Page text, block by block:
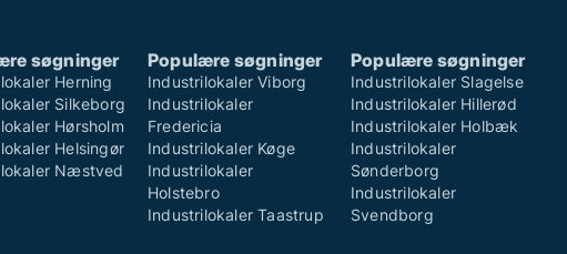
søgninger
Herning
Silkeborg
Hørsholm
Helsingør
Næstved
Populære søgninger
Industrilokaler Viborg
Industrilokaler
Fredericia
Industrilokaler Køge
Industrilokaler
Holstebro
Industrilokaler Taastrup
Populære søgninger
Industrilokaler Slagelse
Industrilokaler Hillerød
Industrilokaler Holbæk
Industrilokaler
Sønderborg
Industrilokaler
Svendborg